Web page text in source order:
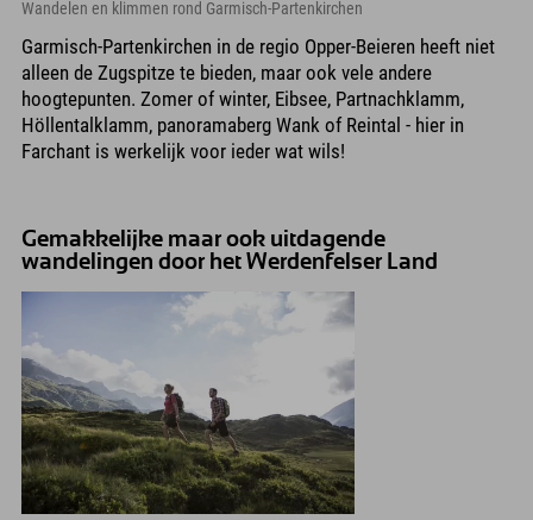
Wandelen en klimmen rond Garmisch-Partenkirchen
Garmisch-Partenkirchen in de regio Opper-Beieren heeft niet
alleen de Zugspitze te bieden, maar ook vele andere
hoogtepunten. Zomer of winter, Eibsee, Partnachklamm,
Höllentalklamm, panoramaberg Wank of Reintal - hier in
Farchant is werkelijk voor ieder wat wils!
Gemakkelijke maar ook uitdagende
wandelingen door het Werdenfelser Land